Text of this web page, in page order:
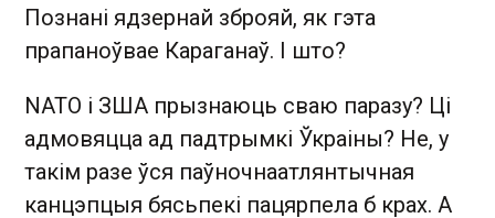
Познані ядзернай зброяй, як гэта
прапаноўвае Караганаў. І што?
NATO і ЗША прызнаюць сваю паразу? Ці
адмовяцца ад падтрымкі Ўкраіны? Не, у
такім разе ўся паўночнаатлянтычная
канцэпцыя бясьпекі пацярпела б крах. А